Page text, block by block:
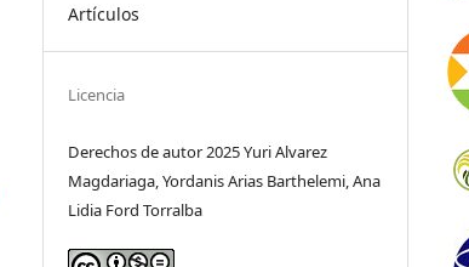
Artículos
Licencia
Derechos de autor 2025 Yuri Alvarez
Magdariaga, Yordanis Arias Barthelemi, Ana
Lidia Ford Torralba